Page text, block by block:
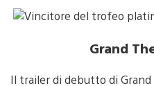
Grand
Il trailer di debutto di